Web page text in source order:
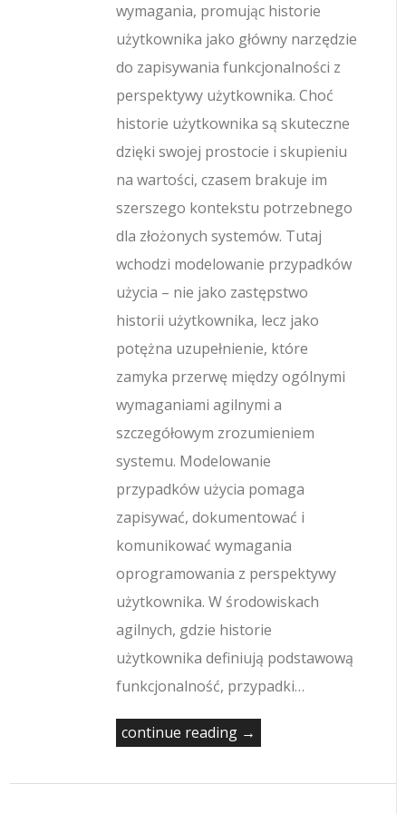
wymagania, promując historie
użytkownika jako główny narzędzie
do zapisywania funkcjonalności z
perspektywy użytkownika. Choć
historie użytkownika są skuteczne
dzięki swojej prostocie i skupieniu
na wartości, czasem brakuje im
szerszego kontekstu potrzebnego
dla złożonych systemów. Tutaj
wchodzi modelowanie przypadków
użycia – nie jako zastępstwo
historii użytkownika, lecz jako
potężna uzupełnienie, które
zamyka przerwę między ogólnymi
wymaganiami agilnymi a
szczegółowym zrozumieniem
systemu. Modelowanie
przypadków użycia pomaga
zapisywać, dokumentować i
komunikować wymagania
oprogramowania z perspektywy
użytkownika. W środowiskach
agilnych, gdzie historie
użytkownika definiują podstawową
funkcjonalność, przypadki…
continue reading →